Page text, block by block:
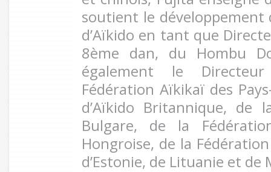
soutient le développement
d’Aïkido en tant que
8ème dan, du Hombu
également le
Fédération Aïkikaï des
d’Aïkido Britannique, de
Bulgare, de la
Hongroise, de la
d’Estonie, de Lituanie et de